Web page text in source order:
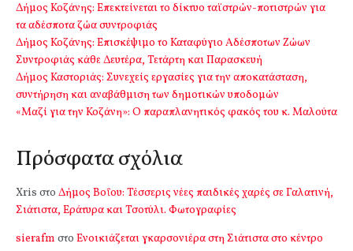
Δήμος Κοζάνης: Επεκτείνεται το δίκτυο ταϊστρών-ποτιστρών για
τα αδέσποτα ζώα συντροφιάς
Δήμος Κοζάνης: Επισκέψιμο το Καταφύγιο Αδέσποτων Ζώων
Συντροφιάς κάθε Δευτέρα, Τετάρτη και Παρασκευή
Δήμος Καστοριάς: Συνεχείς εργασίες για την αποκατάσταση,
συντήρηση και αναβάθμιση των δημοτικών υποδομών
«Μαζί για την Κοζάνη»: Ο παραπλανητικός φακός του κ. Μαλούτα
Πρόσφατα σχόλια
Xris στο Δήμος Βοΐου: Τέσσερις νέες παιδικές χαρές σε Γαλατινή,
Σιάτιστα, Εράτυρα και Τσοτύλι. Φωτογραφίες
sierafm στο Ενοικιάζεται γκαρσονιέρα στη Σιάτιστα στο κέντρο